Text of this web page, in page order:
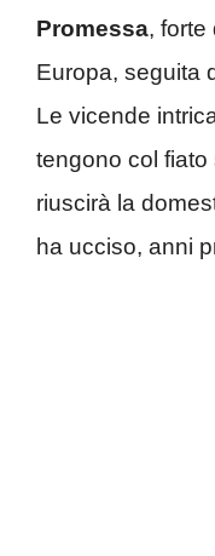
Promessa, forte
Europa, seguita
Le vicende
tengono col
riuscirà la
ha ucciso, anni